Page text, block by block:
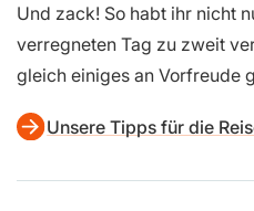
Und zack! So habt ihr nicht
verregneten Tag zu zweit
gleich einiges an Vorfreude
Unsere Tipps für die